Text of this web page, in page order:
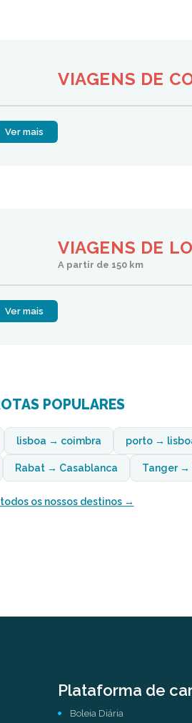
Ver mais
VIAGENS DE
Ver mais
VIAGENS DE
A partir de 150 km
POPULARES
lisboa → coimbra porto →
Rabat → Casablanca Tanger →
os nossos destinos →
Plataforma de
Boleia Diária